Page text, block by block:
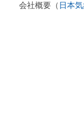
会社概要（ 日本